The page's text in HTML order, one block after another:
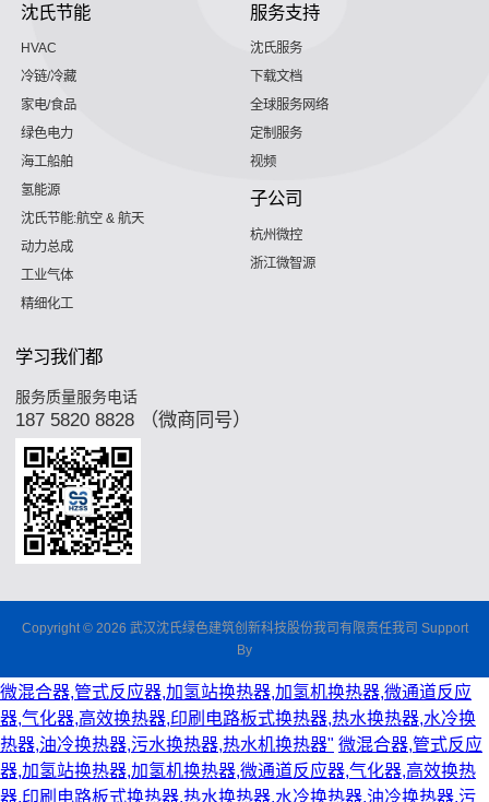
沈氏节能
HVAC
冷链/冷藏
家电/食品
绿色电力
海工船舶
氢能源
沈氏节能:航空 & 航天
动力总成
工业气体
精细化工
服务支持
沈氏服务
下载文档
全球服务网络
定制服务
视频
子公司
杭州微控
浙江微智源
学习我们都
服务质量服务电话
187 5820 8828 （微商同号）
Copyright © 2026 武汉沈氏绿色建筑创新科技股份我司有限责任我司 Support
By
微混合器,管式反应器,加氢站换热器,加氢机换热器,微通道反应
器,气化器,高效换热器,印刷电路板式换热器,热水换热器,水冷换
热器,油冷换热器,污水换热器,热水机换热器" 微混合器,管式反应
器,加氢站换热器,加氢机换热器,微通道反应器,气化器,高效换热
器,印刷电路板式换热器,热水换热器,水冷换热器,油冷换热器,污